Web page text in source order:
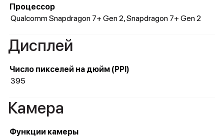
Процессор
Qualcomm Snapdragon 7+ Gen 2, Snapdragon 7+ Gen 2
Дисплей
Число пикселей на дюйм (PPI)
395
Камера
Функции камеры